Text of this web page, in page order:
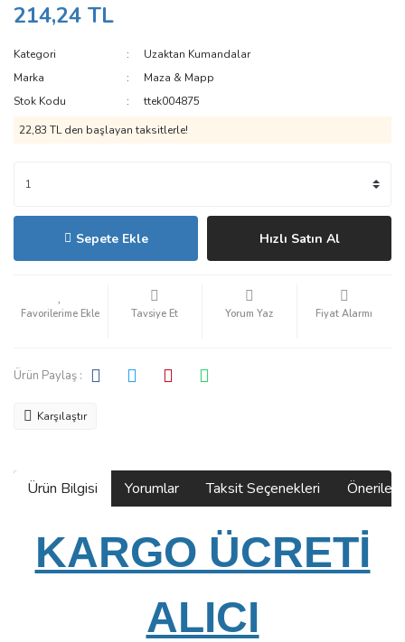
214,24 TL
Kategori
Uzaktan Kumandalar
Marka
Maza & Mapp
Stok Kodu
ttek004875
22,83 TL den başlayan taksitlerle!
Sepete Ekle Hızlı Satın Al
Tavsiye Et Yorum Yaz Fiyat Alarmı
Ürün Paylaş :
Karşılaştır
Ürün Bilgisi Yorumlar Taksit Seçenekleri
KARGO ÜCRETİ
ALICI